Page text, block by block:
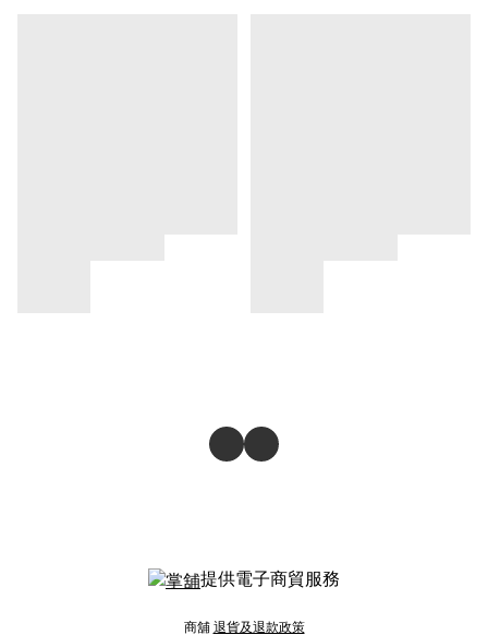
提供電子商貿服務
商舖 退貨及退款政策